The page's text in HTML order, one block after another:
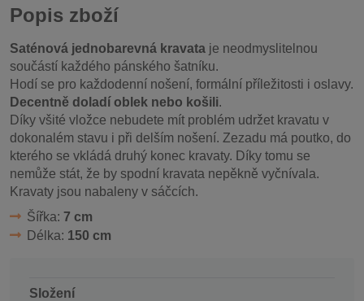
Popis zboží
Saténová jednobarevná kravata je neodmyslitelnou
součástí každého pánského šatníku.
Hodí se pro každodenní nošení, formální příležitosti i oslavy.
Decentně doladí oblek nebo košili.
Díky všité vložce nebudete mít problém udržet kravatu v
dokonalém stavu i při delším nošení. Zezadu má poutko, do
kterého se vkládá druhý konec kravaty. Díky tomu se
nemůže stát, že by spodní kravata nepěkně vyčnívala.
Kravaty jsou nabaleny v sáčcích.
Šířka: 7 cm
Délka: 150 cm
Složení